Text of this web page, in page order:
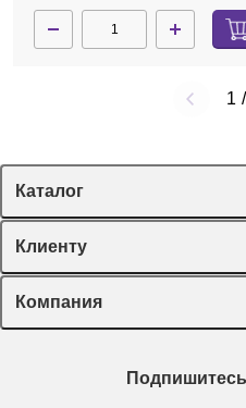
1 /
Каталог
Спецпредложения
Оборудование, приборы
Пластик, стекло,
Химические реактивы,
Клиенту
Лекторий Диаэм
Доставка и оплата
Мобильное приложение
Компания